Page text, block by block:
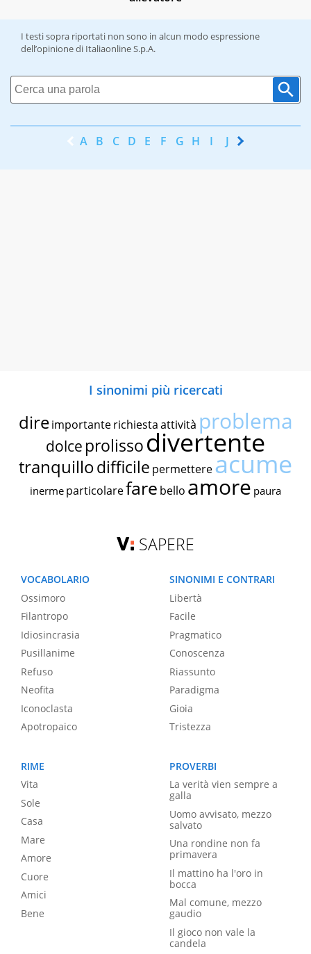
I testi sopra riportati non sono in alcun modo espressione
dell’opinione di Italiaonline S.p.A.
A B C D E F G H I J K
I sinonimi più ricercati
dire importante richiestaattività problema
dolce prolissodivertente
tranquillodifficile permettereacume
inerme particolarefare bello amore paura
SAPERE
VOCABOLARIO
Ossimoro
Filantropo
Idiosincrasia
Pusillanime
Refuso
Neofita
Iconoclasta
Apotropaico
SINONIMI E CONTRARI
Libertà
Facile
Pragmatico
Conoscenza
Riassunto
Paradigma
Gioia
Tristezza
RIME
Vita
Sole
Casa
Mare
Amore
Cuore
Amici
Bene
PROVERBI
La verità vien sempre a
galla
Uomo avvisato, mezzo
salvato
Una rondine non fa
primavera
Il mattino ha l'oro in
bocca
Mal comune, mezzo
gaudio
Il gioco non vale la
candela